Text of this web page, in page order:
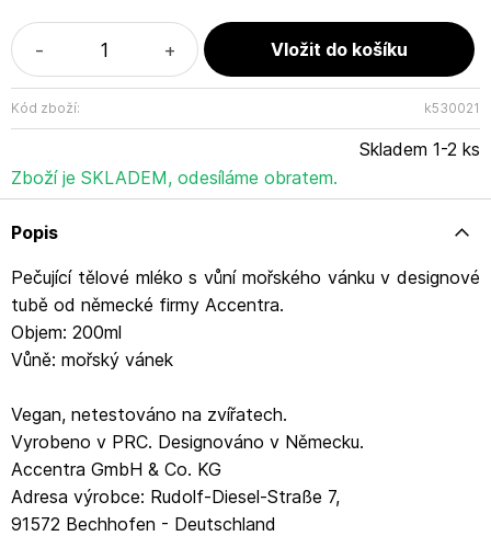
Ethylhexylpalmitát, Kyselina palmitová, Kyselina stearová,
Glycerin, PEG-100 stearát, Glycerylstearát,
Fenoxyethanol, Benzylalkohol, Polysorbát 60, Karbomer,
Parfum (Vůně), Benzylsalicylát, Linalool,
Hexamethylindanopyran, Linalylacetát,
Tetramethylacetyloktahydronaftaleny, Hydroxid sodný,
Disodná sůl EDTA, Kyselina benzoová, Kyselina sorbová
- +
Kód zboží: k530021
Skladem 1-2 ks
Zboží je SKLADEM, odesíláme obratem.
Popis
Pečující tělové mléko s vůní mořského vánku v designové
tubě od německé firmy Accentra.
Objem: 200ml
Vůně: mořský vánek
Vegan, netestováno na zvířatech.
Vyrobeno v PRC. Designováno v Německu.
Accentra GmbH & Co. KG
Adresa výrobce: Rudolf-Diesel-Straße 7,
91572 Bechhofen - Deutschland